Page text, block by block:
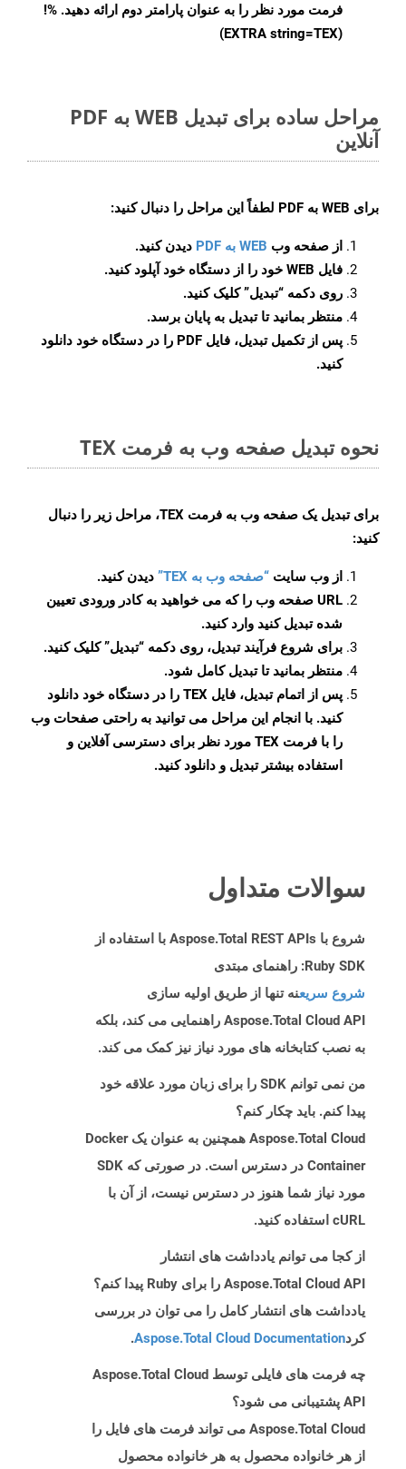
فرمت مورد نظر را به عنوان پارامتر دوم ارائه دهید. %!
(EXTRA string=TEX)
مراحل ساده برای تبدیل WEB به PDF
آنلاین
برای WEB به PDF لطفاً این مراحل را دنبال کنید:
از صفحه وب WEB به PDF
دیدن کنید.
فایل WEB خود را از دستگاه خود آپلود کنید.
روی دکمه “تبدیل”کلیک کنید.
منتظر بمانید تا تبدیل به پایان برسد.
پس از تکمیل تبدیل، فایل PDF را در دستگاه خود دانلود
کنید.
نحوه تبدیل صفحه وب به فرمت TEX
برای تبدیل یک صفحه وب به فرمت TEX، مراحل زیر را دنبال
کنید:
از وب سایت “صفحه وب به TEX”
دیدن کنید.
URL صفحه وب را که می خواهید به کادر ورودی تعیین
شده تبدیل کنید وارد کنید.
برای شروع فرآیند تبدیل، روی دکمه “تبدیل” کلیک کنید.
منتظر بمانید تا تبدیل کامل شود.
پس از اتمام تبدیل، فایل TEX را در دستگاه خود دانلود
کنید. با انجام این مراحل می توانید به راحتی صفحات وب
را با فرمت TEX مورد نظر برای دسترسی آفلاین و
استفاده بیشتر تبدیل و دانلود کنید.
سوالات متداول
شروع با Aspose.Total REST APIs با استفاده از
Ruby SDK: راهنمای مبتدی
شروع سریعنه تنها از طریق اولیه سازی
Aspose.Total Cloud API راهنمایی می کند، بلکه
به نصب کتابخانه های مورد نیاز نیز کمک می کند.
من نمی توانم SDK را برای زبان مورد علاقه خود
پیدا کنم. باید چکار کنم؟
Aspose.Total Cloud همچنین به عنوان یک Docker
Container در دسترس است. در صورتی که SDK
مورد نیاز شما هنوز در دسترس نیست، از آن با
cURL استفاده کنید.
از کجا می توانم یادداشت های انتشار
Aspose.Total Cloud API را برای Ruby پیدا کنم؟
یادداشت های انتشار کامل را می توان در بررسی
کردAspose.Total Cloud Documentation
.
چه فرمت های فایلی توسط Aspose.Total Cloud
API پشتیبانی می شود؟
Aspose.Total Cloud می تواند فرمت های فایل را
از هر خانواده محصول به هر خانواده محصول